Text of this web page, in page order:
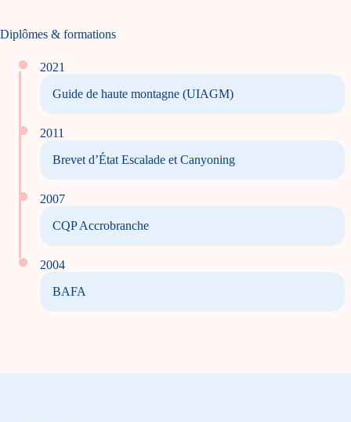
Diplômes & formations
2021
Guide de haute montagne (UIAGM)
2011
Brevet d’État Escalade et Canyoning
2007
CQP Accrobranche
2004
BAFA